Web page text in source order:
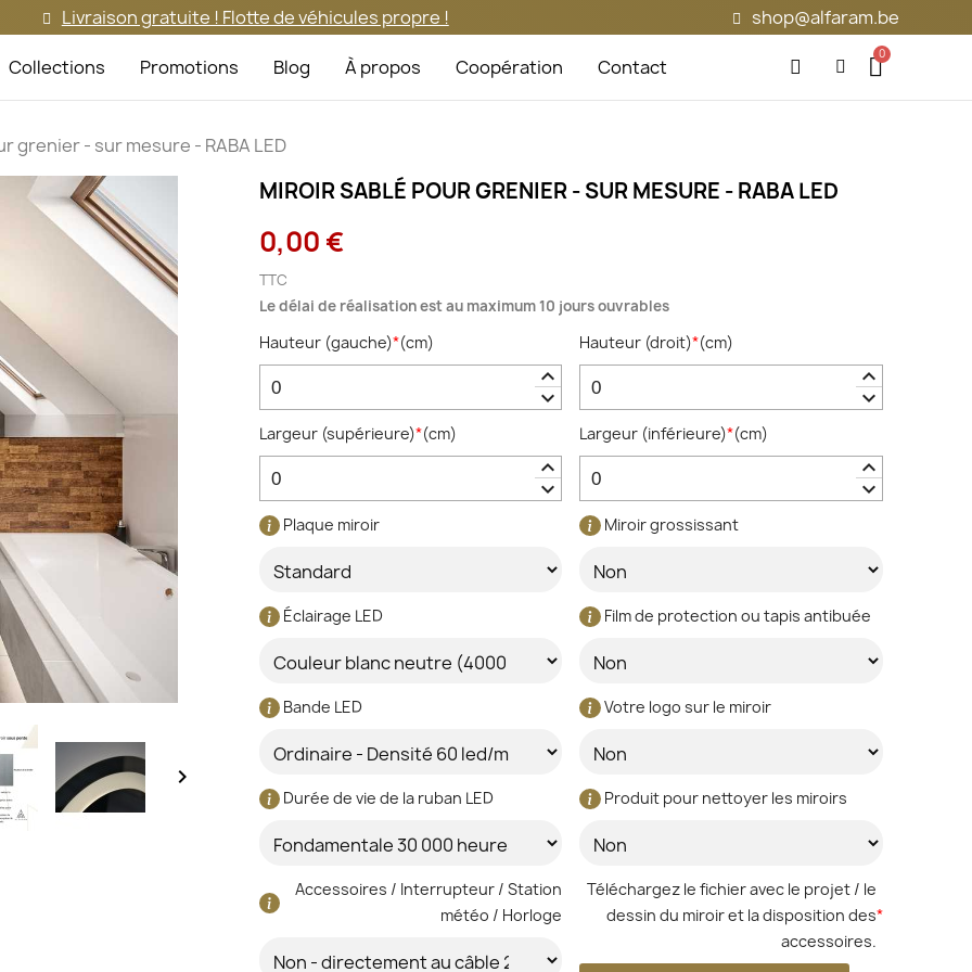
Livraison gratuite ! Flotte de véhicules propre ! shop@alfaram.be
Collections Promotions Blog À propos Coopération Contact
grenier - sur mesure - RABA LED

MIROIR SABLÉ POUR GRENIER - SUR MESURE - RABA LED
0,00 €
TTC
Le délai de réalisation est au maximum 10 jours ouvrables
Hauteur (gauche)*(cm)
keyboard_arrow_up
keyboard_arrow_down
Hauteur (droit)*(cm)
keyboard_arrow_up
keyboard_arrow_down
Largeur (supérieure)*(cm)
keyboard_arrow_up
keyboard_arrow_down
Largeur (inférieure)*(cm)
keyboard_arrow_up
keyboard_arrow_down
Plaque miroir
Éclairage LED
Bande LED
Durée de vie de la ruban LED
Accessoires / Interrupteur / Station
météo / Horloge
Miroir grossissant
Film de protection ou tapis antibuée
Votre logo sur le miroir
Produit pour nettoyer les miroirs
Téléchargez le fichier avec le projet / le
dessin du miroir et la disposition des
accessoires.
*